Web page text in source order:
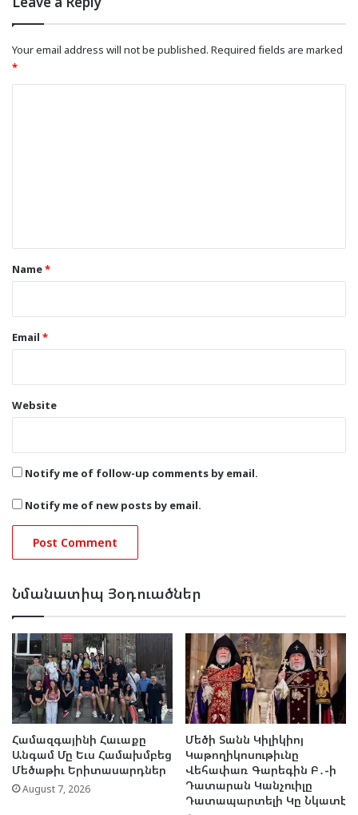
Your email address will not be published. Required fields are marked
*
*Name*
Email *
Website
Notify me of follow-up comments by email.
Notify me of new posts by email.
Նմանատիպ Յօդուածներ
Համազգայինի Հաւաքը
Անգամ Մը Եւս Համախմբեց
Մեծաթիւ Երիտասարդներ
August 7, 2026
Մեծի Տանն Կիլիկիոյ
Կաթողիկոսութիւնը
Վեհափառ Գարեգին Բ․-ի
Դատարան Կանչուիլը
Դատապարտելի Կը Նկատէ